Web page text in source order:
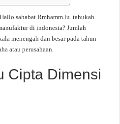
sahabat Rmhamm.lu tahukah
di indonesia? Jumlah
menengah dan besar pada tahun
atau perusahaan.
Cipta Dimensi